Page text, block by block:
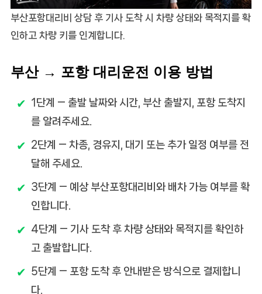
부산포항대리비 상담 후 기사 도착 시 차량 상태와 목적지를 확
인하고 차량 키를 인계합니다.
부산 → 포항 대리운전 이용 방법
1단계
— 출발 날짜와 시간, 부산 출발지, 포항 도착지
를 알려주세요.
2단계
— 차종, 경유지, 대기 또는 추가 일정 여부를 전
달해 주세요.
3단계
— 예상 부산포항대리비와 배차 가능 여부를 확
인합니다.
4단계
— 기사 도착 후 차량 상태와 목적지를 확인하
고 출발합니다.
5단계
— 포항 도착 후 안내받은 방식으로 결제합니
다.